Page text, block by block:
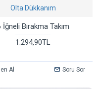
Olta Dükkanım
İğneli Bırakma Takım
1.294,90TL
Al Soru Sor